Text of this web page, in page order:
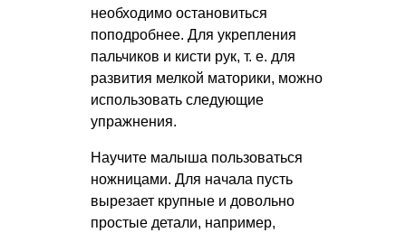
необходимо остановиться
поподробнее. Для укрепления
пальчиков и кисти рук, т. е. для
развития мелкой маторики, можно
использовать следующие
упражнения.
Научите малыша пользоваться
ножницами. Для начала пусть
вырезает крупные и довольно
простые детали, например,